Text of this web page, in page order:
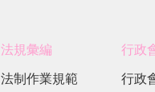
法規彙編
法制作業規範
行政
行政